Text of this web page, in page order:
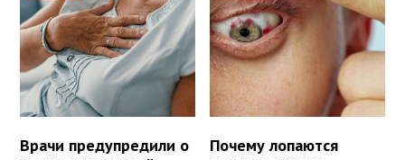
Врачи предупредили о
Почему лопаются